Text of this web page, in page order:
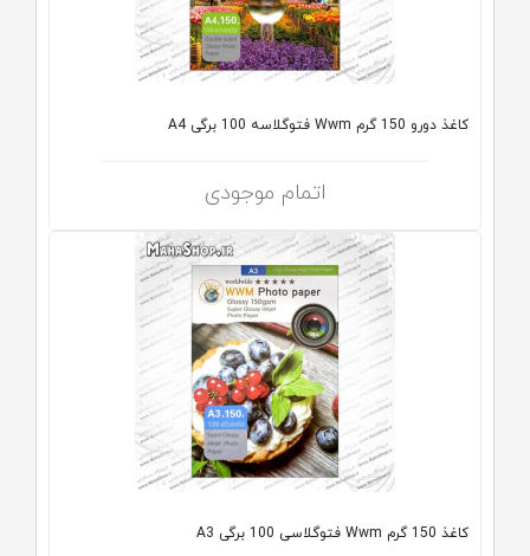
کاغذ دورو 150 گرم Wwm فتوگلاسه 100 برگی A4
اتمام موجودی
کاغذ 150 گرم Wwm فتوگلاسی 100 برگی A3